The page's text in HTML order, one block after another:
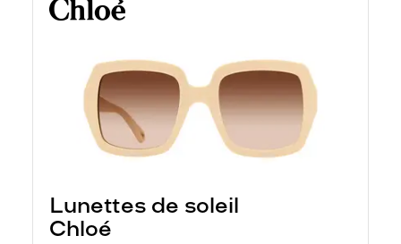
Lunettes de soleil
Chloé